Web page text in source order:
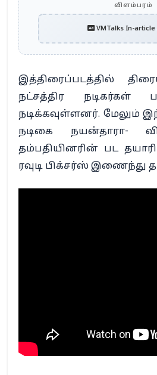
விளம்பரம்
VMTalks In-article
இத்திரைப்படத்தில்
நட்சத்திர
நடிக்கவுள்ளனர். மேலும்
நடிகை நயன்தாரா-
தம்பதியினரின் பட
ரவுடி பிக்சர்ஸ் இணைந்து